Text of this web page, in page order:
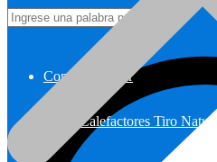
Como Comprar
Calefactores Tiro Natural